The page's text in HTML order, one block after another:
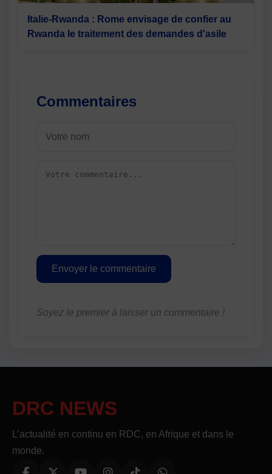
Italie-Rwanda : Rome envisage de confier au
Rwanda le traitement des demandes d'asile
Commentaires
Envoyer le commentaire
Soyez le premier à laisser un commentaire !
DRC NEWS
L’actualité en continu en RDC, en Afrique et dans le
monde.